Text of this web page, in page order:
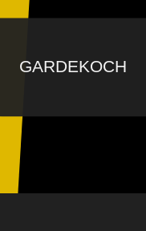
GARDEKOCH